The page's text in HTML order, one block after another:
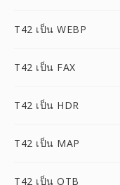
T42 เป็น WEBP
T42 เป็น FAX
T42 เป็น HDR
T42 เป็น MAP
T42 เป็น OTB